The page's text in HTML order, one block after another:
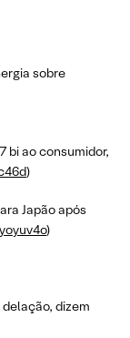
sobre
bi ao consumidor,
)
Japão após
)
dizem